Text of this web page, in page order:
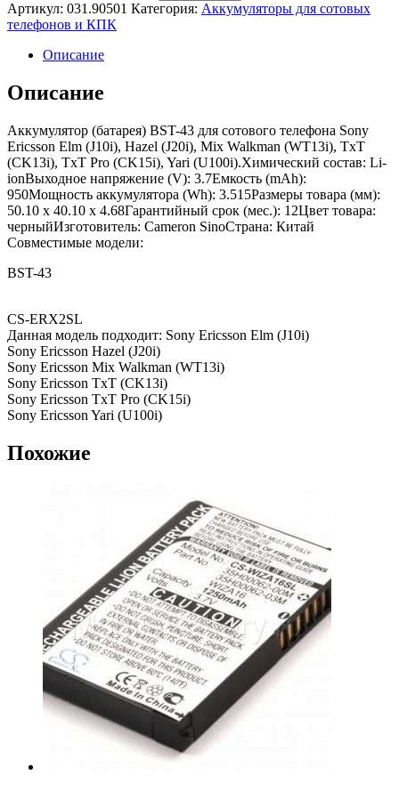
Артикул: 031.90501 Категория: Аккумуляторы для сотовых
телефонов и КПК
Описание
Описание
Аккумулятор (батарея) BST-43 для сотового телефона Sony
Ericsson Elm (J10i), Hazel (J20i), Mix Walkman (WT13i), TxT
(CK13i), TxT Pro (CK15i), Yari (U100i).Химический состав: Li-
ionВыходное напряжение (V): 3.7Емкость (mAh):
950Мощность аккумулятора (Wh): 3.515Размеры товара (мм):
50.10 x 40.10 x 4.68Гарантийный срок (мес.): 12Цвет товара:
черныйИзготовитель: Cameron SinoСтрана: Китай
Совместимые модели:
BST-43
CS-ERX2SL
Данная модель подходит: Sony Ericsson Elm (J10i)
Sony Ericsson Hazel (J20i)
Sony Ericsson Mix Walkman (WT13i)
Sony Ericsson TxT (CK13i)
Sony Ericsson TxT Pro (CK15i)
Sony Ericsson Yari (U100i)
Похожие